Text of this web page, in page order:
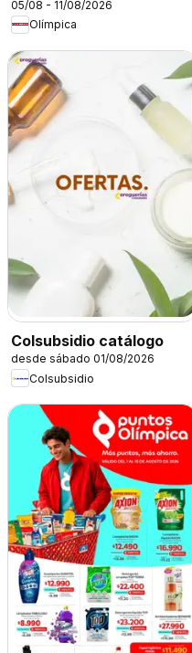
05/08 - 11/08/2026
Olímpica
Colsubsidio catálogo
desde sábado 01/08/2026
Colsubsidio